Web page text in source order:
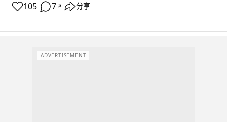
105 7 ↗ 分享
ADVERTISEMENT